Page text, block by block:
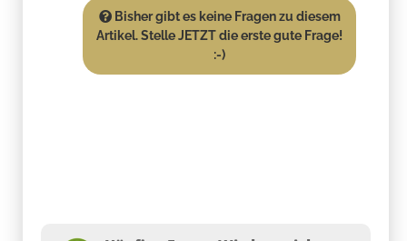
Bisher gibt es keine Fragen zu diesem
Artikel. Stelle JETZT die erste gute Frage!
:-)